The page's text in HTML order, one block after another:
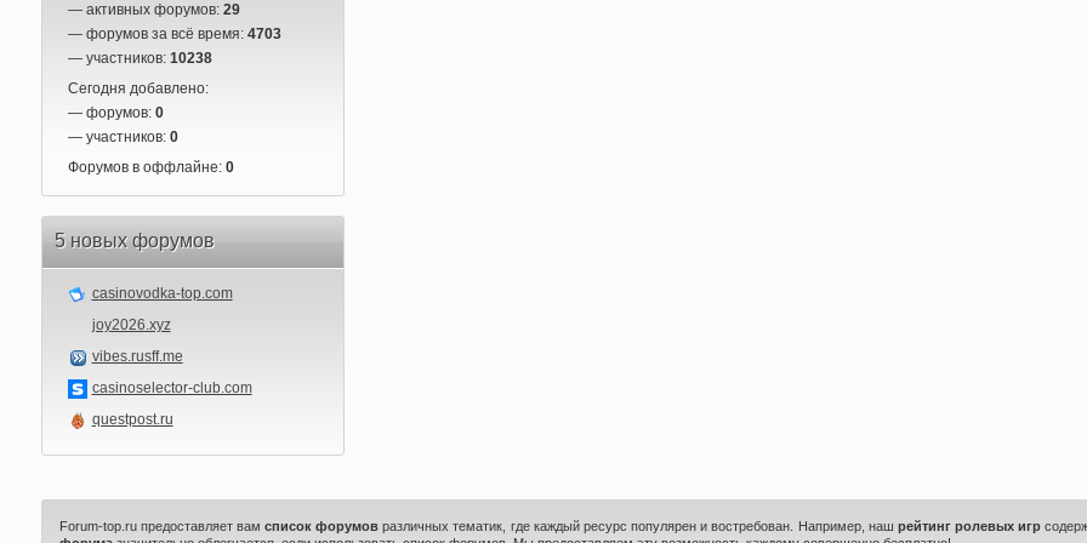
— активных форумов: 29
— форумов за всё время: 4703
— участников: 10238
Сегодня добавлено:
— форумов: 0
— участников: 0
Форумов в оффлайне: 0
5 новых форумов
casinovodka-top.com
joy2026.xyz
vibes.rusff.me
casinoselector-club.com
questpost.ru
Forum-top.ru предоставляет вамсписок форумов различных тематик, где каждый ресурс популярен и востребован. Например, наш рейтинг ролевых игр